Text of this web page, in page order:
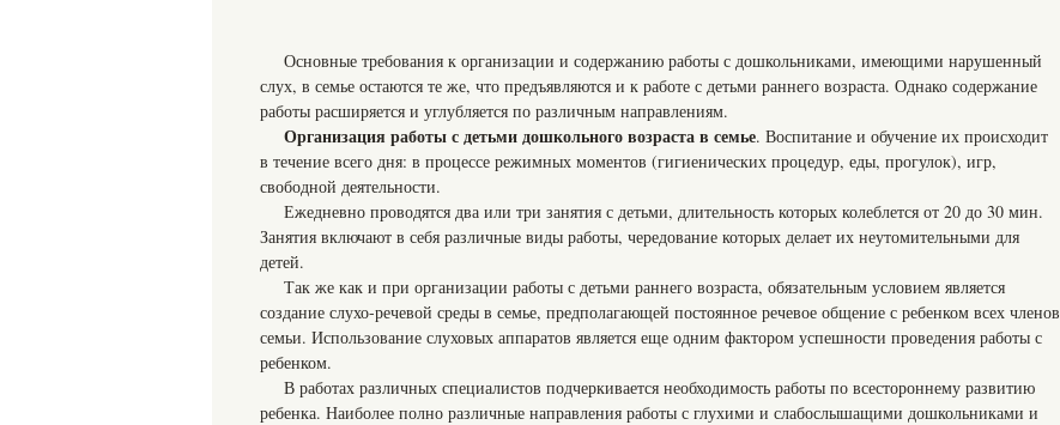
Основные требования к организации и содержанию работы с дошкольниками, имеющими нарушенный
слух, в семье остаются те же, что предъявляются и к работе с детьми раннего возраста. Однако содержание
работы расширяется и углубляется по различным направлениям.
Организация работы с детьми дошкольного возраста в семье. Воспитание и обучение их происходит
в течение всего дня: в процессе режимных моментов (гигиенических процедур, еды, прогулок), игр,
свободной деятельности.
Ежедневно проводятся два или три занятия с детьми, длительность которых колеблется от 20 до 30 мин.
Занятия включают в себя различные виды работы, чередование которых делает их неутомительными для
детей.
Так же как и при организации работы с детьми раннего возраста, обязательным условием является
создание слухо-речевой среды в семье, предполагающей постоянное речевое общение с ребенком всех членов
семьи. Использование слуховых аппаратов является еще одним фактором успешности проведения работы с
ребенком.
В работах различных специалистов подчеркивается необходимость работы по всестороннему развитию
ребенка. Наиболее полно различные направления работы с глухими и слабослышащими дошкольниками и